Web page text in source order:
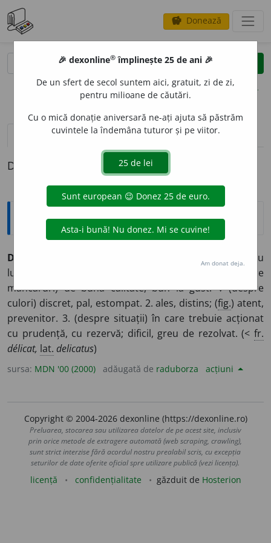
savings Donează
clear
opțiuni
definiții (1) pronunțievolume_up (50)
Definiția cu ID-ul 459175:
Explicative DEX
DELIC
1. (despre aspectul unor ființe sau
lucruri) gingaș, fin, grațios. ◊ slăbuț, plăpând. ◊ (despre
mâncăruri) de bună calitate, bun la gust. ◊ (despre
culori) discret, pal, estompat. 2. ales, distins; (fig.) atent,
prevenitor. 3. (despre situații) în care trebuie acționat
cu prudență, cu rezervă; dificil, greu de rezolvat. (< fr.
délicat, lat. delicatus)
sursa: MDN '00 (2000) adăugată de raduborza acțiuni
Copyright © 2004-2026 dexonline (https://dexonline.ro)
Preluarea, stocarea sau utilizarea datelor de pe acest site, inclusiv
prin orice metode de extragere automată (web scraping, crawling),
sunt strict interzise fără acordul nostru prealabil scris, cu excepția
seturilor de date oferite oficial spre utilizare publică (vezi licența).
licență confidențialitate găzduit de Hosterion
🎉 dexonline® împlinește 25 de ani 🎉
De un sfert de secol suntem aici, gratuit, zi de zi,
pentru milioane de căutări.
Cu o mică donație aniversară ne-ați ajuta să păstrăm
cuvintele la îndemâna tuturor și pe viitor.
Am donat deja.